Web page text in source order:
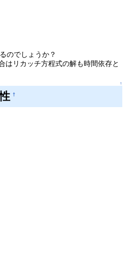
のでしょうか？
はリカッチ方程式の解も時間依存と
↑
†